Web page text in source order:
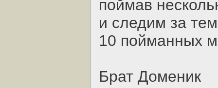
поймав
и следим за
10 пойманных
Брат Доменик